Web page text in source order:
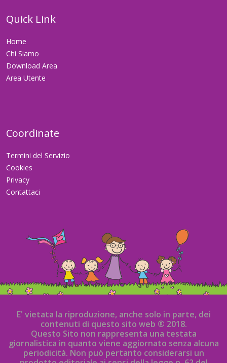
Quick Link
Home
Chi Siamo
Download Area
Area Utente
Coordinate
Termini del Servizio
Cookies
Privacy
Contattaci
E' vietata la riproduzione, anche solo in parte, dei
contenuti di questo sito web ® 2018.
Questo Sito non rappresenta una testata
giornalistica in quanto viene aggiornato senza alcuna
periodicità. Non può pertanto considerarsi un